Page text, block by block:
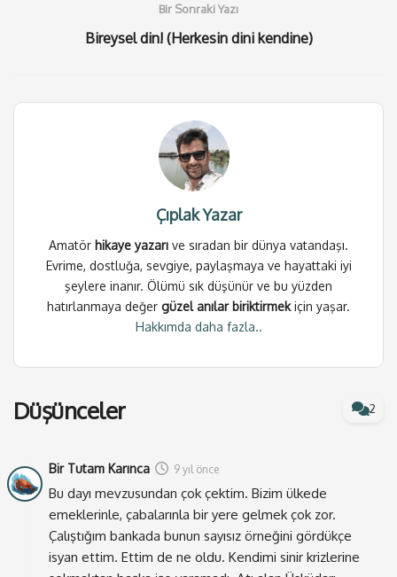
Korkma bizim insanımız ne verirsen yer.
Hiçbiri yok mu amına koyayım? O zaman kendi çabanla
bir yerlere gelmeye çabalayıp duracaksın. Ama nafile
kontenjanlar çoktan dolmuş be kardeşim. Hak
etmediği mevkide olan yüzlerce embesil var bu ülkede.
kalktıklarında sıfır km olan koltuğu ve giydikleri
pantolonu çoktan eskitmiş oluyorlar. Hep o yalakalıkla
ya da dayısının bilmem nesinin torpili ile bir yere
gelmiş beleşçiler sürüsü.
Bilişim uzmanıyım diyor salak karının biri.. Bakıyorsun
parmağıyla yazı yazıyor, Word exel dışında bir
Arabanın arkasına babam sağ olsun falan yazdıran
tipler olur ya hani.. Bunlar da o tayfadan işte. Atama
bekleyen öğretmeni, yüksek lisans yapmış öğrencisi de
boş boş gezi versin kimin umurunda ki? Hatta gitsin
Bir Sonraki Yazı
Bireysel din! (Herkesin dini kendine)
Çıplak Yazar
Amatör hikaye yazarı ve sıradan bir dünya vatandaşı.
Evrime, dostluğa, sevgiye, paylaşmaya ve hayattaki iyi
şeylere inanır. Ölümü sık düşünür ve bu yüzden
hatırlanmaya değer güzel anılar biriktirmekiçin yaşar.
Hakkımda daha fazla..
Düşünceler 2
Bir Tutam Karınca 9 yıl önce
Bu dayı mevzusundan çok çektim. Bizim ülkede
emeklerinle, çabalarınla bir yere gelmek çok zor.
Çalıştığım bankada bunun sayısız örneğini gördükçe
isyan ettim. Ettim de ne oldu. Kendimi sinir krizlerine